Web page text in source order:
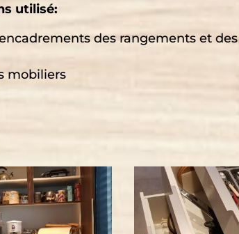
utilisé:
des rangements et
mobiliers